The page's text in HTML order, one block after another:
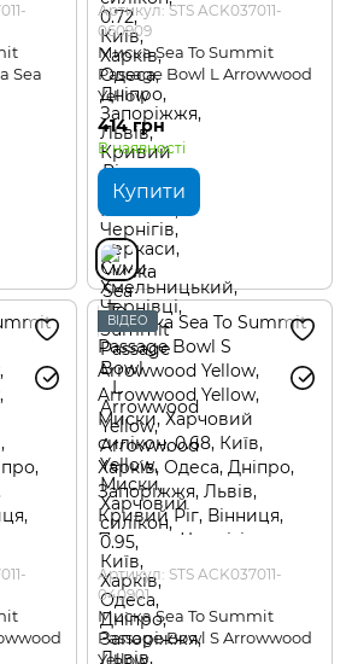
Sea
Артикул: STS ACK037011-
060909
Миска Sea To Summit
Passage Bowl L Arrowwood
Yellow
414 грн
В наявності
Купити
ВІДЕО
Артикул: STS ACK037011-
040901
Миска Sea To Summit
Passage Bowl S Arrowwood
Yellow